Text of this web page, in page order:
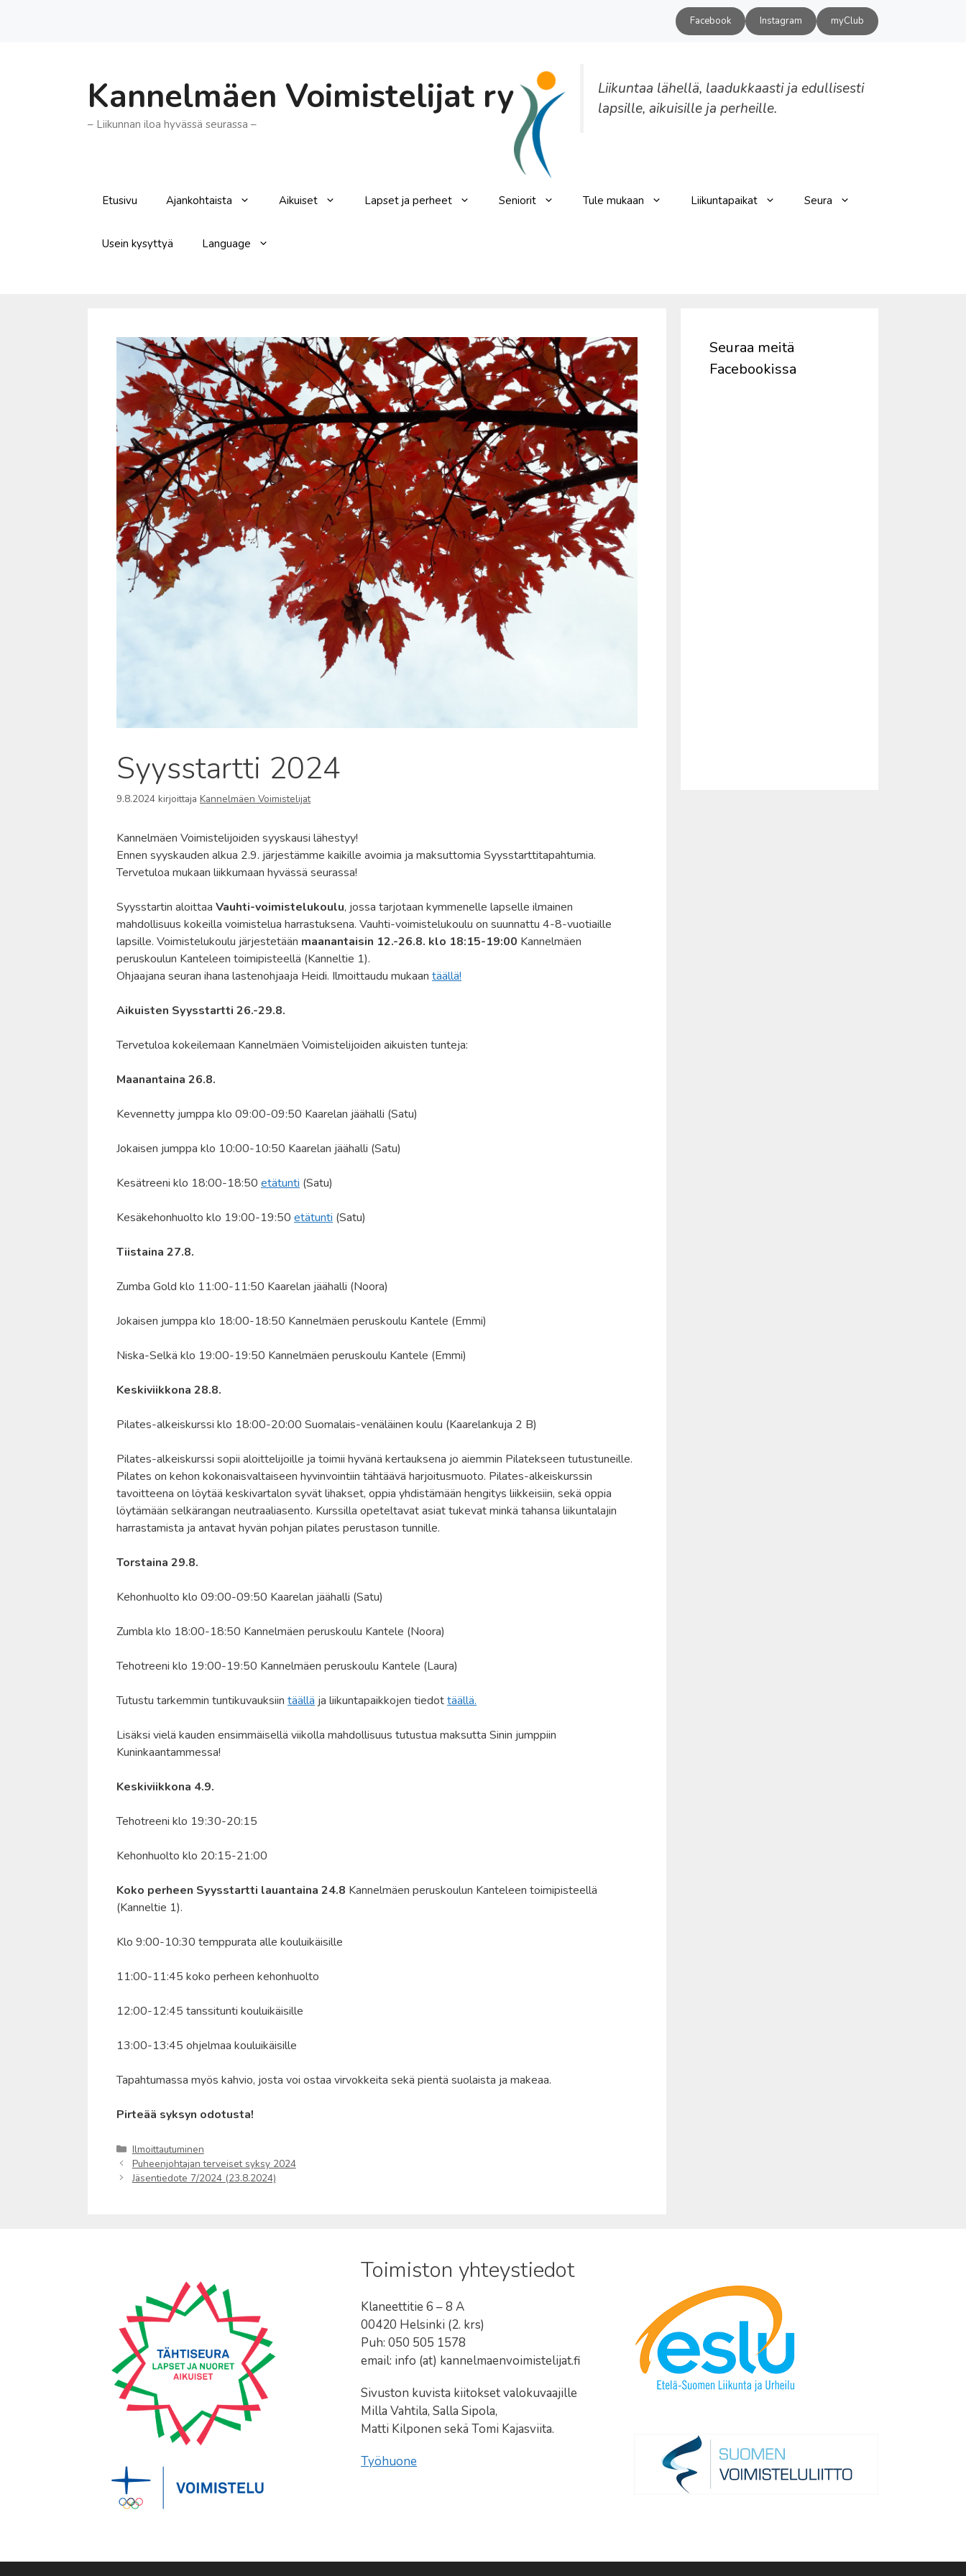
Facebook Instagram myClub
Liikuntaa lähellä, laadukkaasti ja edullisesti
lapsille, aikuisille ja perheille.
Kannelmäen Voimistelijat ry
– Liikunnan iloa hyvässä seurassa –
Etusivu Ajankohtaista Aikuiset Lapset ja perheet Seniorit Tule mukaan Liikuntapaikat Seura
Usein kysyttyä Language
Syysstartti 2024
9.8.2024 kirjoittaja Kannelmäen Voimistelijat
Kannelmäen Voimistelijoiden syyskausi lähestyy!
Ennen syyskauden alkua 2.9. järjestämme kaikille avoimia ja maksuttomia Syysstarttitapahtumia.
Tervetuloa mukaan liikkumaan hyvässä seurassa!
Syysstartin aloittaa Vauhti-voimistelukoulu, jossa tarjotaan kymmenelle lapselle ilmainen
mahdollisuus kokeilla voimistelua harrastuksena. Vauhti-voimistelukoulu on suunnattu 4-8-vuotiaille
lapsille. Voimistelukoulu järjestetään maanantaisin 12.-26.8. klo 18:15-19:00 Kannelmäen
peruskoulun Kanteleen toimipisteellä (Kanneltie 1).
Ohjaajana seuran ihana lastenohjaaja Heidi. Ilmoittaudu mukaan täällä!
Aikuisten Syysstartti 26.-29.8.
Tervetuloa kokeilemaan Kannelmäen Voimistelijoiden aikuisten tunteja:
Maanantaina 26.8.
Kevennetty jumppa klo 09:00-09:50 Kaarelan jäähalli (Satu)
Jokaisen jumppa klo 10:00-10:50 Kaarelan jäähalli (Satu)
Kesätreeni klo 18:00-18:50 etätunti (Satu)
Kesäkehonhuolto klo 19:00-19:50 etätunti (Satu)
Tiistaina 27.8.
Zumba Gold klo 11:00-11:50 Kaarelan jäähalli (Noora)
Jokaisen jumppa klo 18:00-18:50 Kannelmäen peruskoulu Kantele (Emmi)
Niska-Selkä klo 19:00-19:50 Kannelmäen peruskoulu Kantele (Emmi)
Keskiviikkona 28.8.
Pilates-alkeiskurssi klo 18:00-20:00 Suomalais-venäläinen koulu (Kaarelankuja 2 B)
Pilates-alkeiskurssi sopii aloittelijoille ja toimii hyvänä kertauksena jo aiemmin Pilatekseen tutustuneille.
Pilates on kehon kokonaisvaltaiseen hyvinvointiin tähtäävä harjoitusmuoto. Pilates-alkeiskurssin
tavoitteena on löytää keskivartalon syvät lihakset, oppia yhdistämään hengitys liikkeisiin, sekä oppia
löytämään selkärangan neutraaliasento. Kurssilla opeteltavat asiat tukevat minkä tahansa liikuntalajin
harrastamista ja antavat hyvän pohjan pilates perustason tunnille.
Torstaina 29.8.
Kehonhuolto klo 09:00-09:50 Kaarelan jäähalli (Satu)
Zumbla klo 18:00-18:50 Kannelmäen peruskoulu Kantele (Noora)
Tehotreeni klo 19:00-19:50 Kannelmäen peruskoulu Kantele (Laura)
Tutustu tarkemmin tuntikuvauksiin täällä ja liikuntapaikkojen tiedottäällä.
Lisäksi vielä kauden ensimmäisellä viikolla mahdollisuus tutustua maksutta Sinin jumppiin
Kuninkaantammessa!
Keskiviikkona 4.9.
Tehotreeni klo 19:30-20:15
Kehonhuolto klo 20:15-21:00
Koko perheen Syysstartti lauantaina 24.8 Kannelmäen peruskoulun Kanteleen toimipisteellä
(Kanneltie 1).
Klo 9:00-10:30 temppurata alle kouluikäisille
11:00-11:45 koko perheen kehonhuolto
12:00-12:45 tanssitunti kouluikäisille
13:00-13:45 ohjelmaa kouluikäisille
Tapahtumassa myös kahvio, josta voi ostaa virvokkeita sekä pientä suolaista ja makeaa.
Pirteää syksyn odotusta!
Kategoriat
Ilmoittautuminen
Puheenjohtajan terveiset syksy 2024
Jäsentiedote 7/2024 (23.8.2024)
Seuraa meitä
Facebookissa
Toimiston yhteystiedot
Klaneettitie 6 – 8 A
00420 Helsinki (2. krs)
Puh: 050 505 1578
email: info (at) kannelmaenvoimistelijat.fi
Sivuston kuvista kiitokset valokuvaajille
Milla Vahtila, Salla Sipola,
Matti Kilponen sekä Tomi Kajasviita.
Työhuone